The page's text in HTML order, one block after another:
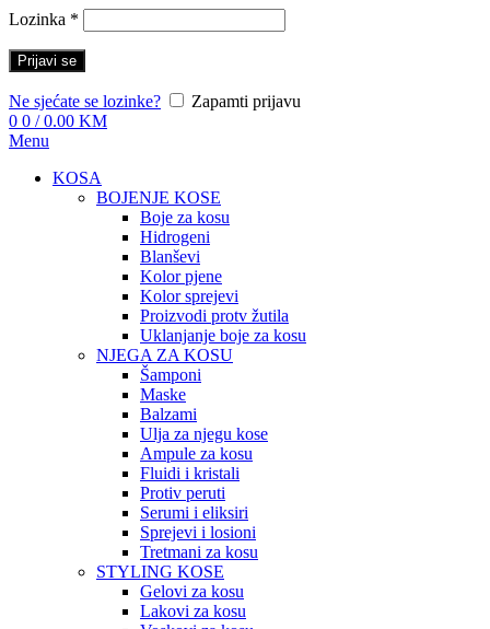
Lozinka *
Prijavi se
Ne sjećate se lozinke?
Zapamti prijavu
0 0 / 0.00 KM
Menu
KOSA
BOJENJE KOSE
Boje za kosu
Hidrogeni
Blanševi
Kolor pjene
Kolor sprejevi
Proizvodi protv žutila
Uklanjanje boje za kosu
NJEGA ZA KOSU
Šamponi
Maske
Balzami
Ulja za njegu kose
Ampule za kosu
Fluidi i kristali
Protiv peruti
Serumi i eliksiri
Sprejevi i losioni
Tretmani za kosu
STYLING KOSE
Gelovi za kosu
Lakovi za kosu